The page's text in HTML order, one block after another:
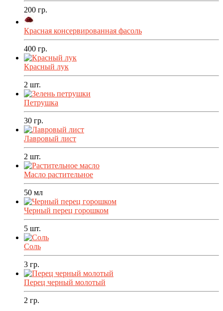
200 гр.
Красная консервированная фасоль
400 гр.
Красный лук
2 шт.
Петрушка
30 гр.
Лавровый лист
2 шт.
Масло растительное
50 мл
Черный перец горошком
5 шт.
Соль
3 гр.
Перец черный молотый
2 гр.